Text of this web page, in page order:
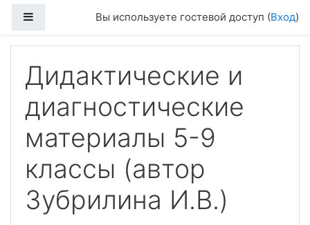
Боковая панельВы используете гостевой доступ (Вход)
Дидактические и
диагностические
материалы 5-9
классы (автор
Зубрилина И.В.)